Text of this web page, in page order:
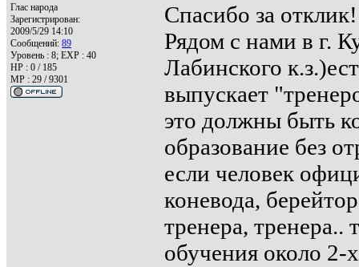
Глас народа
Зарегистрирован:
2009/5/29 14:10
Сообщений: 89
Уровень : 8; EXP : 40
HP : 0 / 185
MP : 29 / 9301
Спасибо за отклик!
Рядом с нами в г.
Лабинского
выпускает
это должны быть
образование без
если человек
коневода,
тренера, тренера..
обучения около 2-